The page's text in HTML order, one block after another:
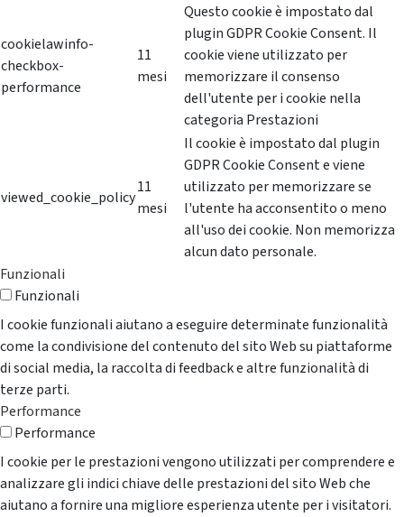
cookielawinfo-
checkbox-
performance
11
mesi
Questo cookie è impostato dal
plugin GDPR Cookie Consent. Il
cookie viene utilizzato per
memorizzare il consenso
dell'utente per i cookie nella
categoria Prestazioni
viewed_cookie_policy
11
mesi
Il cookie è impostato dal plugin
GDPR Cookie Consent e viene
utilizzato per memorizzare se
l'utente ha acconsentito o meno
all'uso dei cookie. Non memorizza
alcun dato personale.
Funzionali
Funzionali
I cookie funzionali aiutano a eseguire determinate funzionalità
come la condivisione del contenuto del sito Web su piattaforme
di social media, la raccolta di feedback e altre funzionalità di
terze parti.
Performance
Performance
I cookie per le prestazioni vengono utilizzati per comprendere e
analizzare gli indici chiave delle prestazioni del sito Web che
aiutano a fornire una migliore esperienza utente per i visitatori.